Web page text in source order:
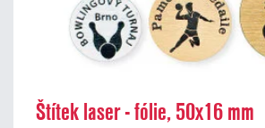
Štítek laser - fólie, 50x16 mm